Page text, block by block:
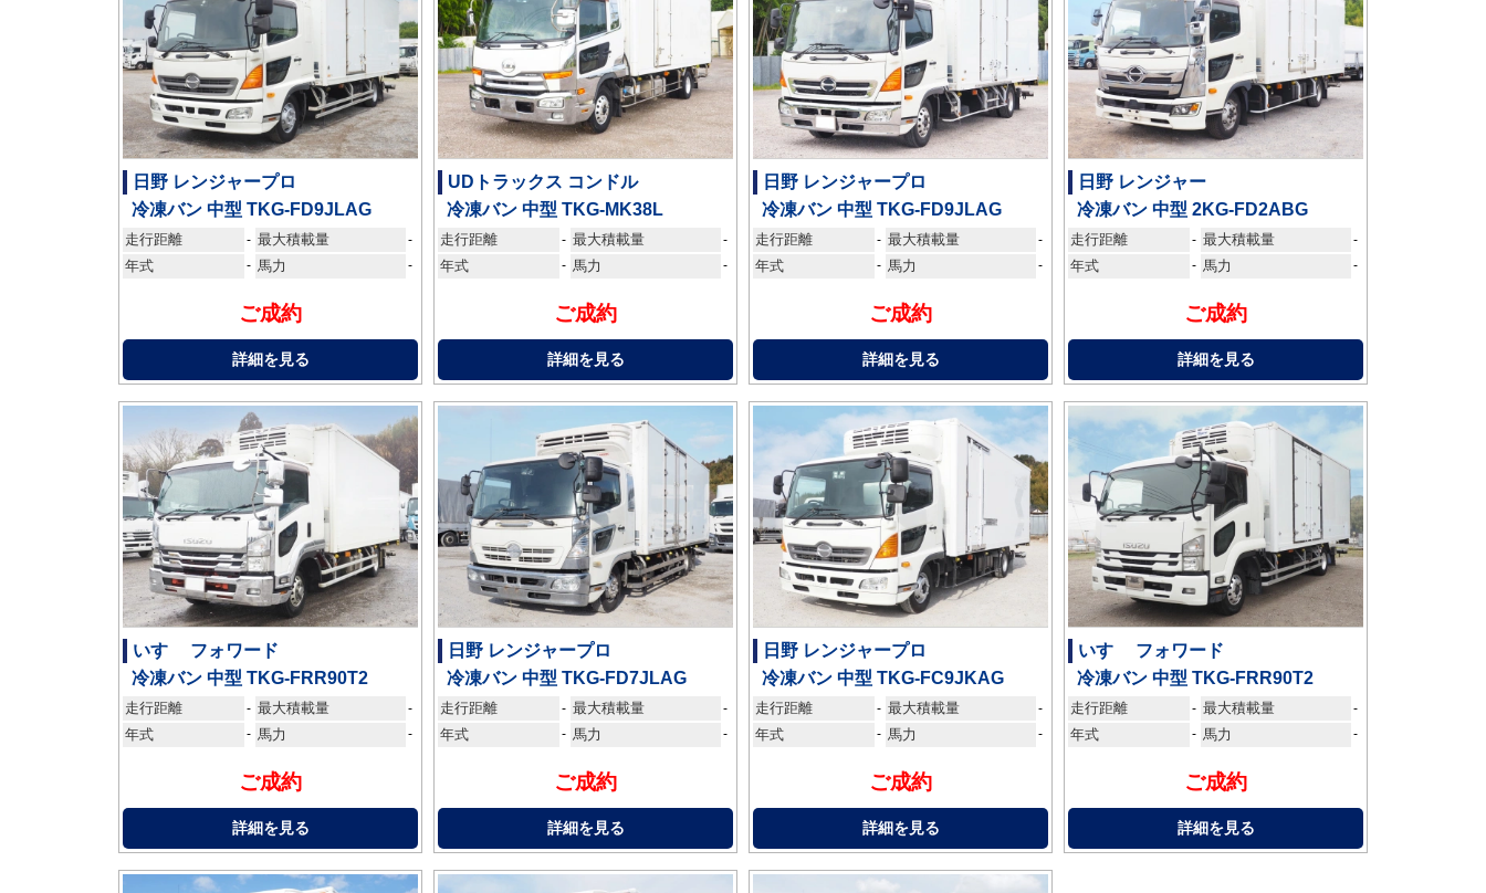
日野 レンジャープロ
冷凍バン 中型 TKG-FD9JLAG
走行距離 - 最大積載量 -
年式 - 馬力 -
ご成約
詳細を見る
UDトラックス コンドル
冷凍バン 中型 TKG-MK38L
走行距離 - 最大積載量 -
年式 - 馬力 -
ご成約
詳細を見る
日野 レンジャープロ
冷凍バン 中型 TKG-FD9JLAG
走行距離 - 最大積載量 -
年式 - 馬力 -
ご成約
詳細を見る
日野 レンジャー
冷凍バン 中型 2KG-FD2ABG
走行距離 - 最大積載量 -
年式 - 馬力 -
ご成約
詳細を見る
いすゞ フォワード
冷凍バン 中型 TKG-FRR90T2
走行距離 - 最大積載量 -
年式 - 馬力 -
ご成約
詳細を見る
日野 レンジャープロ
冷凍バン 中型 TKG-FD7JLAG
走行距離 - 最大積載量 -
年式 - 馬力 -
ご成約
詳細を見る
日野 レンジャープロ
冷凍バン 中型 TKG-FC9JKAG
走行距離 - 最大積載量 -
年式 - 馬力 -
ご成約
詳細を見る
いすゞ フォワード
冷凍バン 中型 TKG-FRR90T2
走行距離 - 最大積載量 -
年式 - 馬力 -
ご成約
詳細を見る